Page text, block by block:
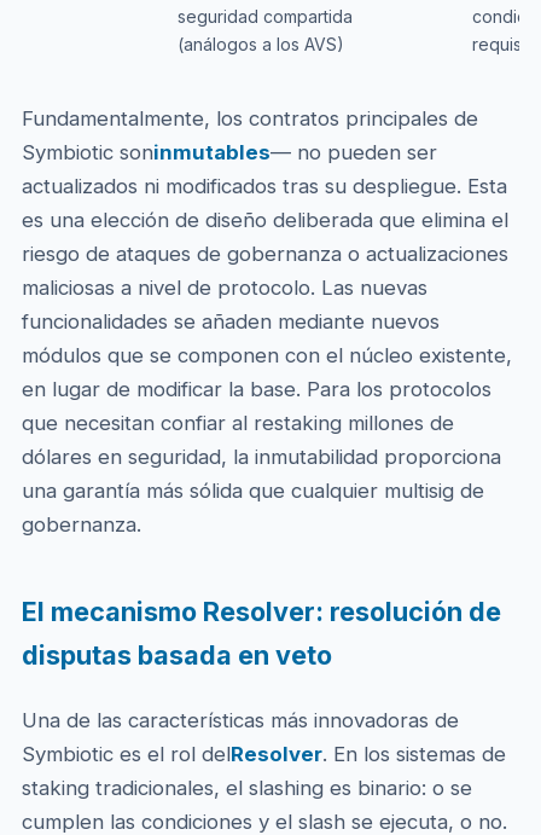
seguridad compartida
(análogos a los AVS)
Fundamentalmente, los contratos principales de
Symbiotic soninmutables— no pueden ser
actualizados ni modificados tras su despliegue. Esta
es una elección de diseño deliberada que elimina el
riesgo de ataques de gobernanza o actualizaciones
maliciosas a nivel de protocolo. Las nuevas
funcionalidades se añaden mediante nuevos
módulos que se componen con el núcleo existente,
en lugar de modificar la base. Para los protocolos
que necesitan confiar al restaking millones de
dólares en seguridad, la inmutabilidad proporciona
una garantía más sólida que cualquier multisig de
gobernanza.
El mecanismo Resolver: resolución de
disputas basada en veto
Una de las características más innovadoras de
Symbiotic es el rol delResolver. En los sistemas de
staking tradicionales, el slashing es binario: o se
cumplen las condiciones y el slash se ejecuta, o no.